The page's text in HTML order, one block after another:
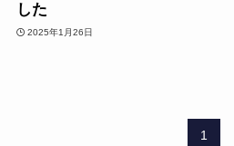
した
2025年1月26日
1